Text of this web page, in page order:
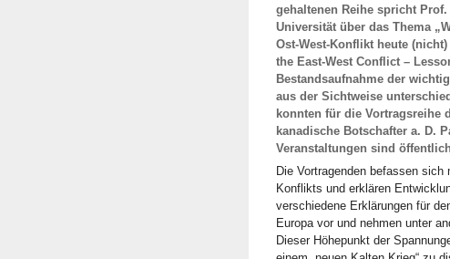
gehaltenen Reihe spricht
Universität über das Thema
Ost-West-Konflikt heute
the East-West Conflict –
Bestandsaufnahme der
aus der Sichtweise
konnten für die Vortragsreihe
kanadische Botschafter a. D.
Veranstaltungen sind
Die Vortragenden befassen
Konflikts und erklären
verschiedene Erklärungen für
Europa vor und nehmen unter
Dieser Höhepunkt der